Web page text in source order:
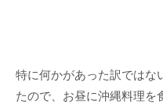
特に何かがあった訳ではな
たので、お昼に沖縄料理を